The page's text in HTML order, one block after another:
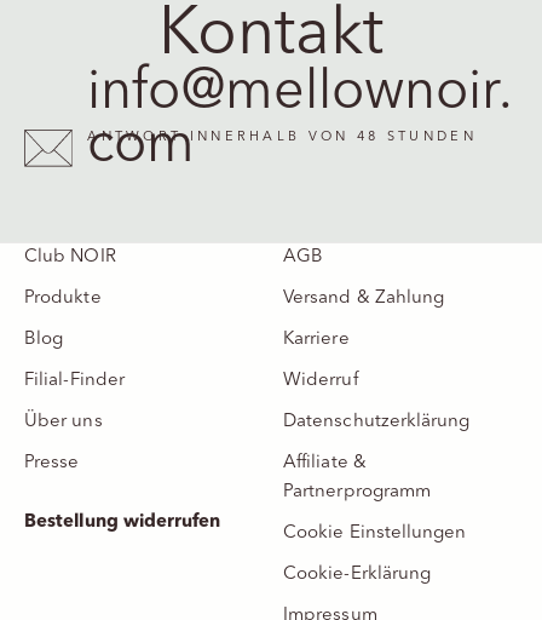
ANTWORT INNERHALB VON 48 STUNDEN
info@mellownoir.
com
Kontakt
Club NOIR
Produkte
Blog
Filial-Finder
Über uns
Presse
Bestellung widerrufen
AGB
Versand & Zahlung
Karriere
Widerruf
Datenschutzerklärung
Affiliate &
Partnerprogramm
Cookie Einstellungen
Cookie-Erklärung
Impressum